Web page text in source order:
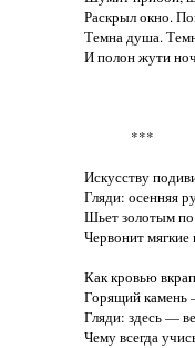
Раскрыл окно.
Темна душа.
И полон жути
              ***
Искусству
Гляди: осенняя
Шьет золотым
Червонит мягкие
Как кровью
Горящий камень
Гляди: здесь —
Чему всегда